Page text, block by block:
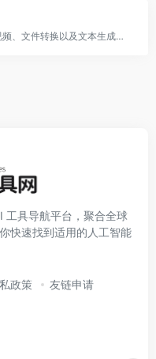
提供免费在线处理PDF、图像、视频、文件转换以及文本生成等综合性AI平台。
工具导航平台，聚合全球
快速找到适用的人工智能
政策 友链申请